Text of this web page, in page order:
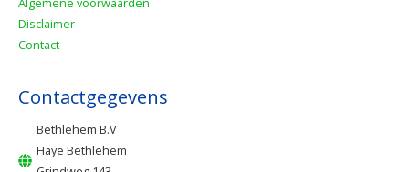
Disclaimer
Contact
Contactgegevens
Bethlehem B.V
Haye Bethlehem